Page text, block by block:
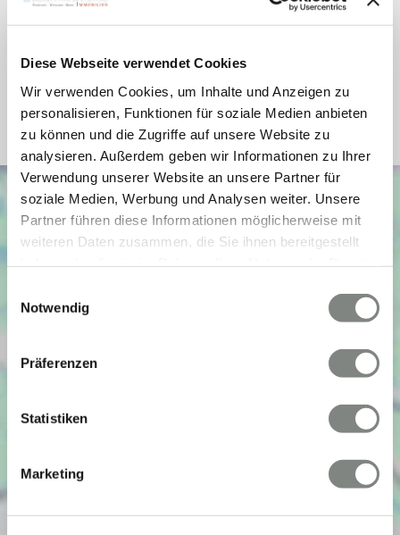
Diese Webseite verwendet Cookies
Wir verwenden Cookies, um Inhalte und Anzeigen zu
personalisieren, Funktionen für soziale Medien anbieten
zu können und die Zugriffe auf unsere Website zu
analysieren. Außerdem geben wir Informationen zu Ihrer
Verwendung unserer Website an unsere Partner für
soziale Medien, Werbung und Analysen weiter. Unsere
Partner führen diese Informationen möglicherweise mit
weiteren Daten zusammen, die Sie ihnen bereitgestellt
Cookies, wenn Sie unsere Webseite weiterhin nutzen.
Notwendig
Präferenzen
Statistiken
Marketing
Energieausweis Gebäudeart
Wohngebäude
Befeuerung
Gas